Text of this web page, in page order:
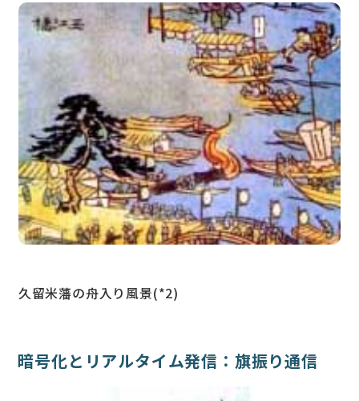
久留米藩の舟入り風景(*2)
暗号化とリアルタイム発信：旗振り通信